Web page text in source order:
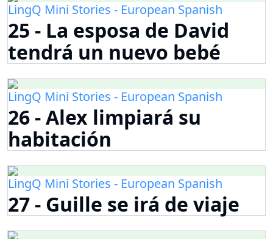
LingQ Mini Stories - European Spanish
25 - La esposa de David
tendrá un nuevo bebé
LingQ Mini Stories - European Spanish
26 - Alex limpiará su
habitación
LingQ Mini Stories - European Spanish
27 - Guille se irá de viaje